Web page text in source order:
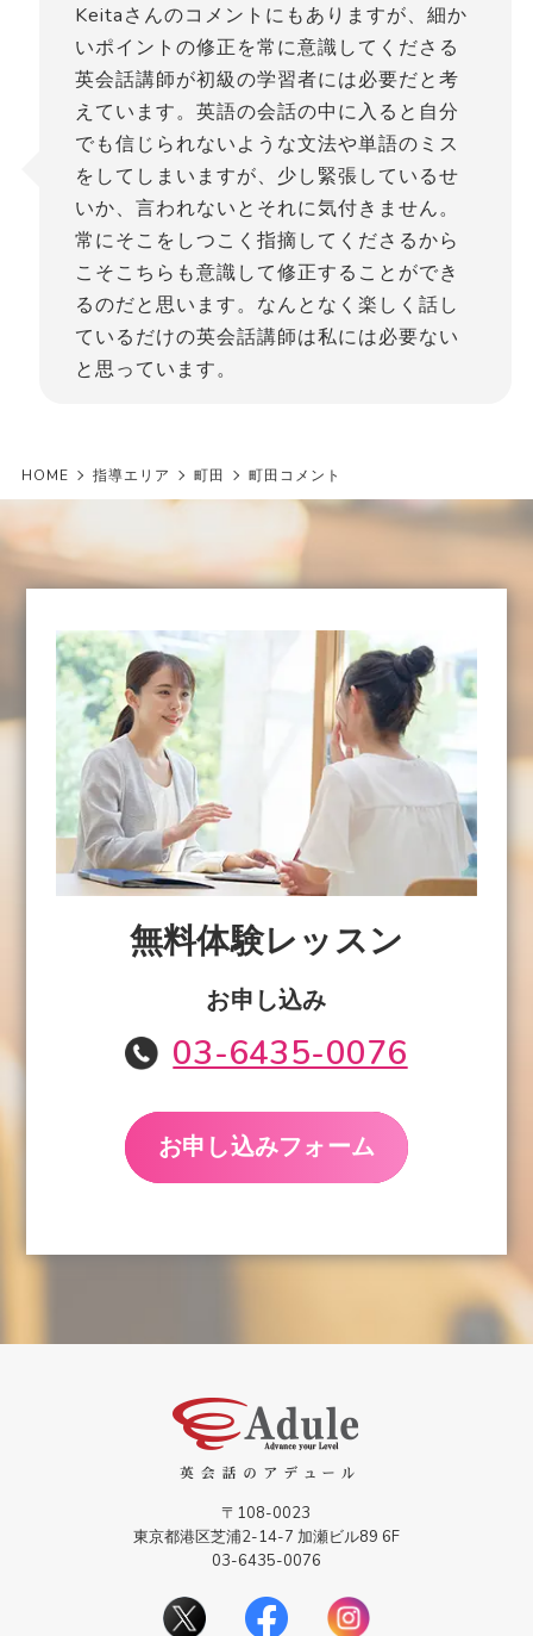
Keitaさんのコメントにもありますが、細か
いポイントの修正を常に意識してくださる
英会話講師が初級の学習者には必要だと考
えています。英語の会話の中に入ると自分
でも信じられないような文法や単語のミス
をしてしまいますが、少し緊張しているせ
いか、言われないとそれに気付きません。
常にそこをしつこく指摘してくださるから
こそこちらも意識して修正することができ
るのだと思います。なんとなく楽しく話し
ているだけの英会話講師は私には必要ない
と思っています。
HOME 指導エリア 町田 町田コメント
無料体験レッスン
お申し込み
03-6435-0076
お申し込みフォーム
〒108-0023
東京都港区芝浦2-14-7 加瀬ビル89 6F
03-6435-0076